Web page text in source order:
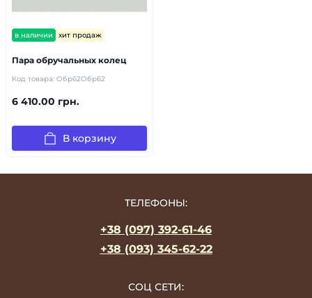
в наличии хит продаж
Пара обручальных колец
Код товара: Обр62Обр62
6 410.00 грн.
В корзину
ТЕЛЕФОНЫ:
+38 (097) 392-61-46
+38 (093) 345-62-22
СОЦ СЕТИ: